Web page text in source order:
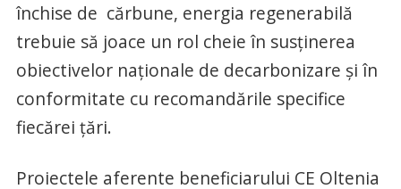
închise de cărbune, energia regenerabilă
trebuie să joace un rol cheie în susținerea
obiectivelor naționale de decarbonizare și în
conformitate cu recomandările specifice
fiecărei țări.
Proiectele aferente beneficiarului CE Oltenia